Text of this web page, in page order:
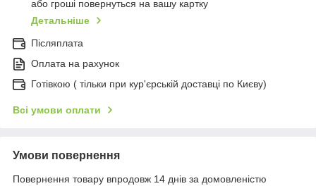
або гроші повернуться на вашу картку
Детальніше
Післяплата
Оплата на рахунок
Готівкою ( тільки при кур'єрській доставці по Києву)
Всі умови оплати
Умови повернення
Повернення товару впродовж 14 днів за домовленістю